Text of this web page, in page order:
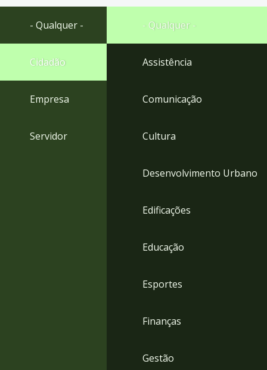
Ir
rodapé
- Qualquer -
Cidadão
Empresa
Servidor
- Qualquer -
Assistência
Comunicação
Cultura
Desenvolvimento Urbano
Edificações
Educação
Esportes
Finanças
Gestão